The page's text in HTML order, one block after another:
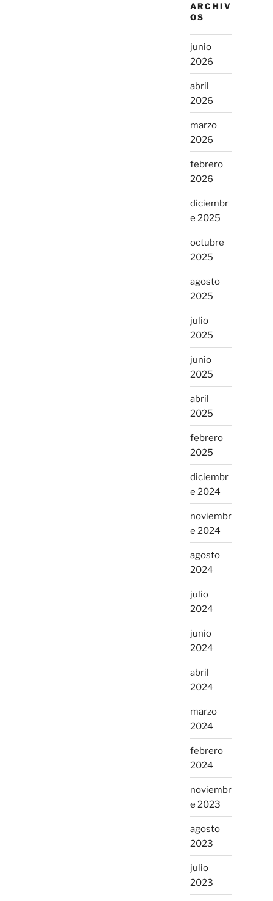
ARCHIV
OS
junio
2026
abril
2026
marzo
2026
febrero
2026
diciembr
e 2025
octubre
2025
agosto
2025
julio
2025
junio
2025
abril
2025
febrero
2025
diciembr
e 2024
noviembr
e 2024
agosto
2024
julio
2024
junio
2024
abril
2024
marzo
2024
febrero
2024
noviembr
e 2023
agosto
2023
julio
2023